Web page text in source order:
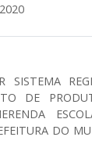
SISTEMA
DE
DO